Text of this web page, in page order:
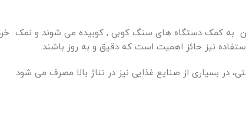
به کمک دستگاه های سنگ کوبی , کوبیده می شوند و نمک
نیز حائز اهمیت است که دقیق و به روز باشند.